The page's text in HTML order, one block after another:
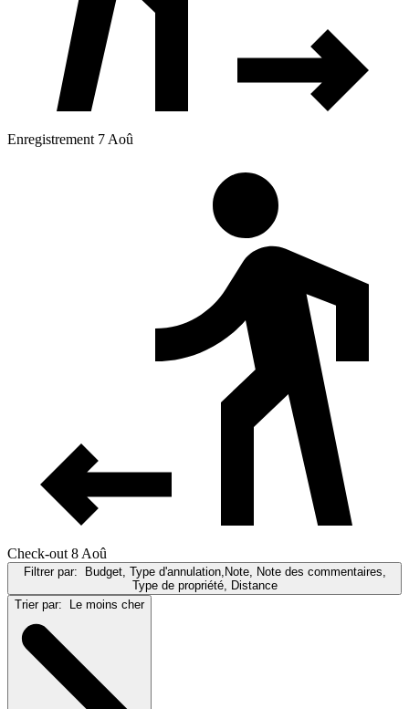
Enregistrement 7 Aoû
Check-out 8 Aoû
Filtrer par:
Budget, Type d'annulation,Note, Note des commentaires,
Type de propriété, Distance
Trier par:
Le moins cher